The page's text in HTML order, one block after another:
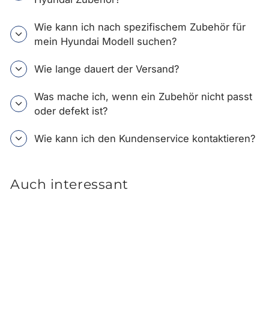
Wie kann ich nach spezifischem Zubehör für
mein Hyundai Modell suchen?
Wie lange dauert der Versand?
Was mache ich, wenn ein Zubehör nicht passt
oder defekt ist?
Wie kann ich den Kundenservice kontaktieren?
Auch interessant